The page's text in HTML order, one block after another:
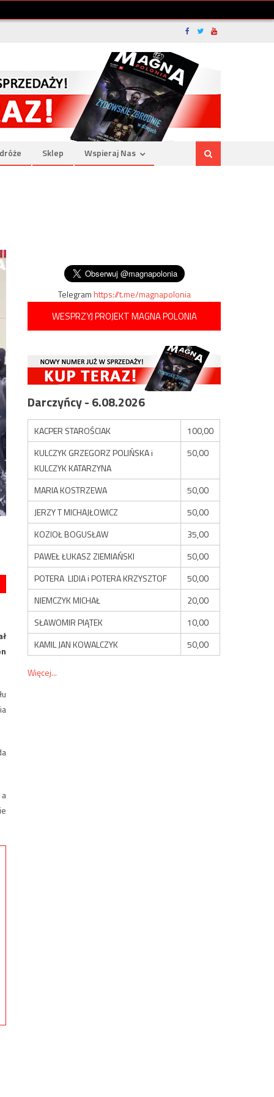
Sklep Wspieraj Nas
Telegramhttps://t.me/magnapolonia
WESPRZYJ PROJEKT MAGNA POLONIA
Darczyńcy - 6.08.2026
KACPER STAROŚCIAK
100,00
KULCZYK GRZEGORZ POLIŃSKA i
KULCZYK KATARZYNA
50,00
MARIA KOSTRZEWA
50,00
JERZY T MICHAJŁOWICZ
50,00
KOZIOŁ BOGUSŁAW
35,00
PAWEŁ ŁUKASZ ZIEMIAŃSKI
50,00
POTERA LIDIA i POTERA KRZYSZTOF
50,00
NIEMCZYK MICHAŁ
20,00
SŁAWOMIR PIĄTEK
10,00
KAMIL JAN KOWALCZYK
50,00
Więcej...